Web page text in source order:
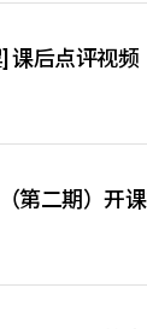
课后点评视频
第二期）开